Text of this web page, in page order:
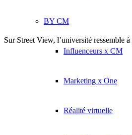
BY CM
Influenceurs x CM
Marketing x One
Réalité virtuelle
Sur Street View, l’université ressemble à